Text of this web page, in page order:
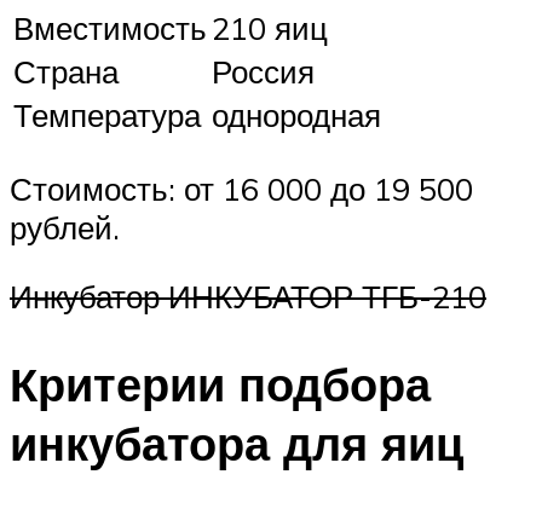
Вместимость210 яиц
Страна
Россия
Температура однородная
Стоимость: от 16 000 до 19 500
рублей.
Инкубатор ИНКУБАТОР ТГБ-210
Критерии подбора
инкубатора для яиц